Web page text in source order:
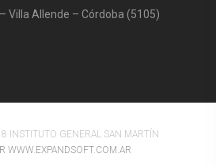
Villa Allende – Córdoba (5105)
INSTITUTO GENERAL SAN MARTÍN
WWW.EXPANDSOFT.COM.AR